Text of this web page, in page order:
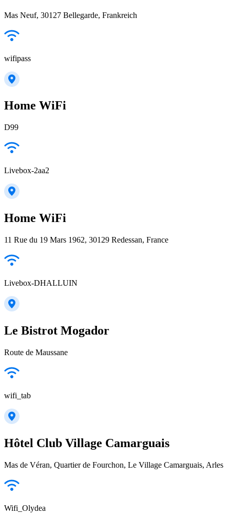
Mas Neuf, 30127 Bellegarde, Frankreich
wifipass
Home WiFi
D99
Livebox-2aa2
Home WiFi
11 Rue du 19 Mars 1962, 30129 Redessan, France
Livebox-DHALLUIN
Le Bistrot Mogador
Route de Maussane
wifi_tab
Hôtel Club Village Camarguais
Mas de Véran, Quartier de Fourchon, Le Village Camarguais, Arles
Wifi_Olydea